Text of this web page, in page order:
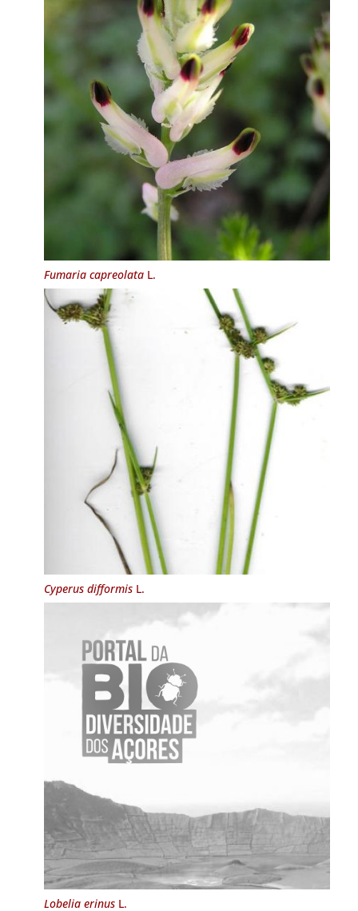
Fumaria capreolataL.
Cyperus difformisL.
Lobelia erinusL.